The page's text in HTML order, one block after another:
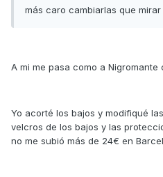
más caro cambiarlas que
A mi me pasa como a Nigromante
Yo acorté los bajos y modifiqué
velcros de los bajos y las
no me subió más de 24€ en